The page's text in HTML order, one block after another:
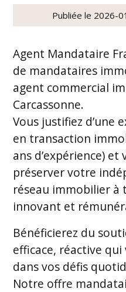
Publiée le 2026-
Agent Mandataire
de mandataires
agent commercial
Carcassonne.
Vous justifiez d’une
en transaction
ans d’expérience) et
préserver votre
réseau immobilier à
innovant et
Bénéficierez du
efficace, réactive
dans vos défis
Notre offre